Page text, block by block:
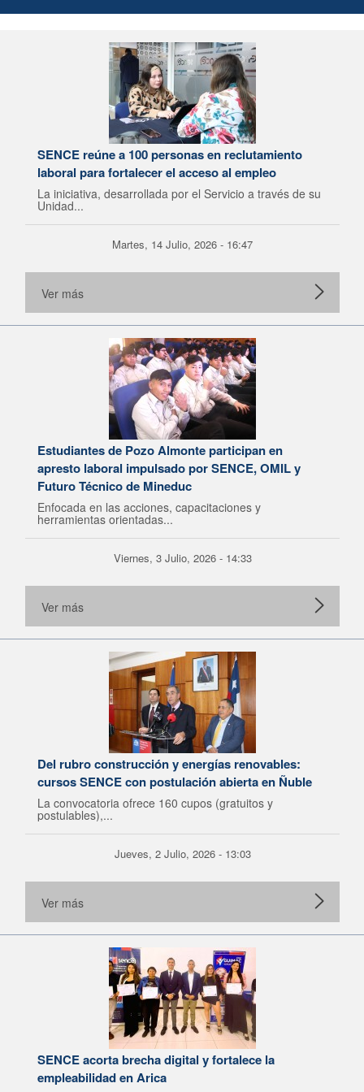
SENCE reúne a 100 personas en reclutamiento
laboral para fortalecer el acceso al empleo
La iniciativa, desarrollada por el Servicio a través de su
Unidad...
Martes, 14 Julio, 2026 - 16:47
Ver más
Estudiantes de Pozo Almonte participan en
apresto laboral impulsado por SENCE, OMIL y
Futuro Técnico de Mineduc
Enfocada en las acciones, capacitaciones y
herramientas orientadas...
Viernes, 3 Julio, 2026 - 14:33
Ver más
Del rubro construcción y energías renovables:
cursos SENCE con postulación abierta en Ñuble
La convocatoria ofrece 160 cupos (gratuitos y
postulables),...
Jueves, 2 Julio, 2026 - 13:03
Ver más
SENCE acorta brecha digital y fortalece la
empleabilidad en Arica